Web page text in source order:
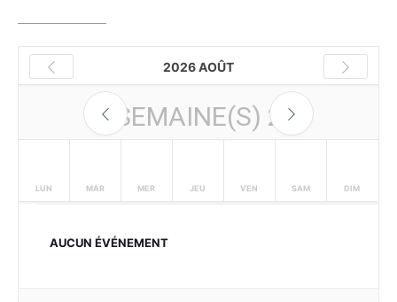
2026 AOÛT
SEMAINE(S) 2
LUN MAR MER JEU VEN SAM DIM
AUCUN ÉVÉNEMENT